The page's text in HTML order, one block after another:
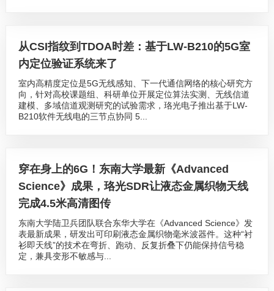
从CSI指纹到TDOA时差：基于LW-B210的5G室
内定位验证系统来了
室内高精度定位是5G无线感知、下一代通信网络的核心研究方
向，针对高校课题组、科研单位开展定位算法实测、无线信道
建模、多域信道观测研究的试验需求，珞光电子推出基于LW-
B210软件无线电的三节点协同 5...
穿在身上的6G！东南大学最新《Advanced
Science》成果，珞光SDR让液态金属织物天线
完成4.5米高清图传
东南大学陆卫兵团队联合东华大学在《Advanced Science》发
表最新成果，研发出可印刷液态金属织物毫米波器件。这种“衬
衫即天线”的技术在弯折、跑动、反复折叠下仍能保持信号稳
定，兼具变形不敏感与...